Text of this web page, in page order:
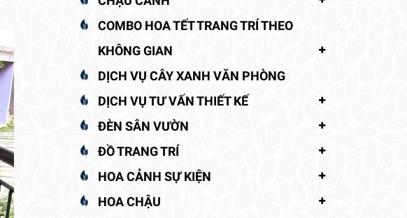
COMBO HOA TẾT TRANG TRÍ THEO
KHÔNG GIAN
DỊCH VỤ CÂY XANH VĂN PHÒNG
DỊCH VỤ TƯ VẤN THIẾT KẾ
ĐÈN SÂN VƯỜN
ĐỒ TRANG TRÍ
HOA CẢNH SỰ KIỆN
HOA CHẬU